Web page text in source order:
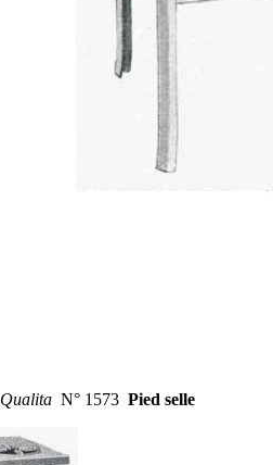
Qualita N° 1573 Pied selle